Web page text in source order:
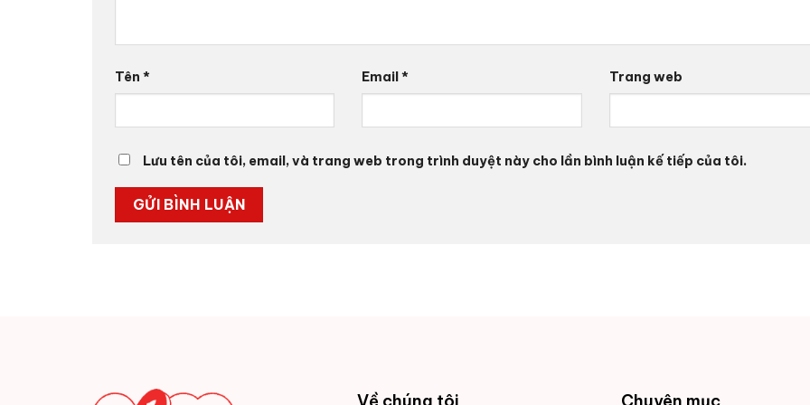
Tên * Email* Trang web
Lưu tên của tôi, email, và trang web trong trình duyệt này cho lần bình luận kế tiếp của tôi.